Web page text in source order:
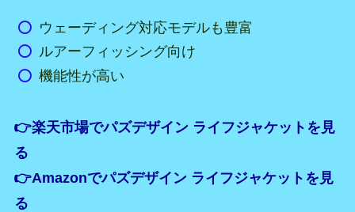
ウェーディング対応モデルも豊富
ルアーフィッシング向け
機能性が高い
👉楽天市場でパズデザイン ライフジャケットを見
る
👉Amazonでパズデザイン ライフジャケットを見
る